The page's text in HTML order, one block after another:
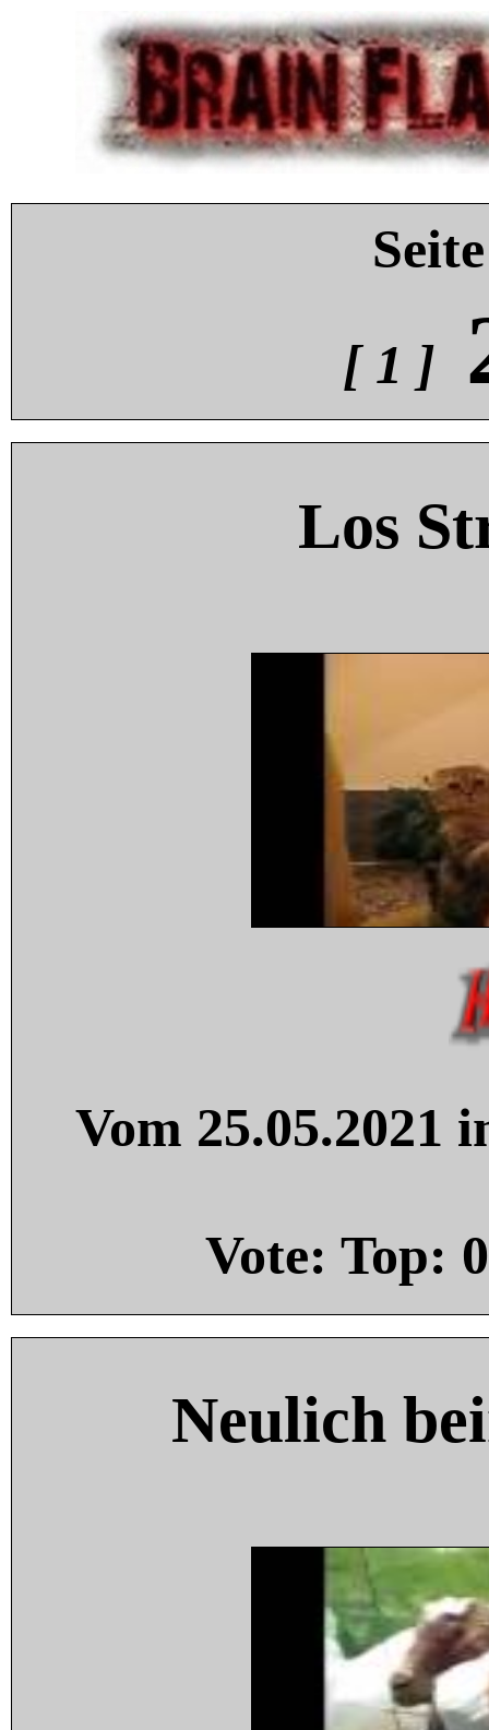
[ 1 ]
Los
Vom 25.05.2021
Vote: Top: 0
Neulich